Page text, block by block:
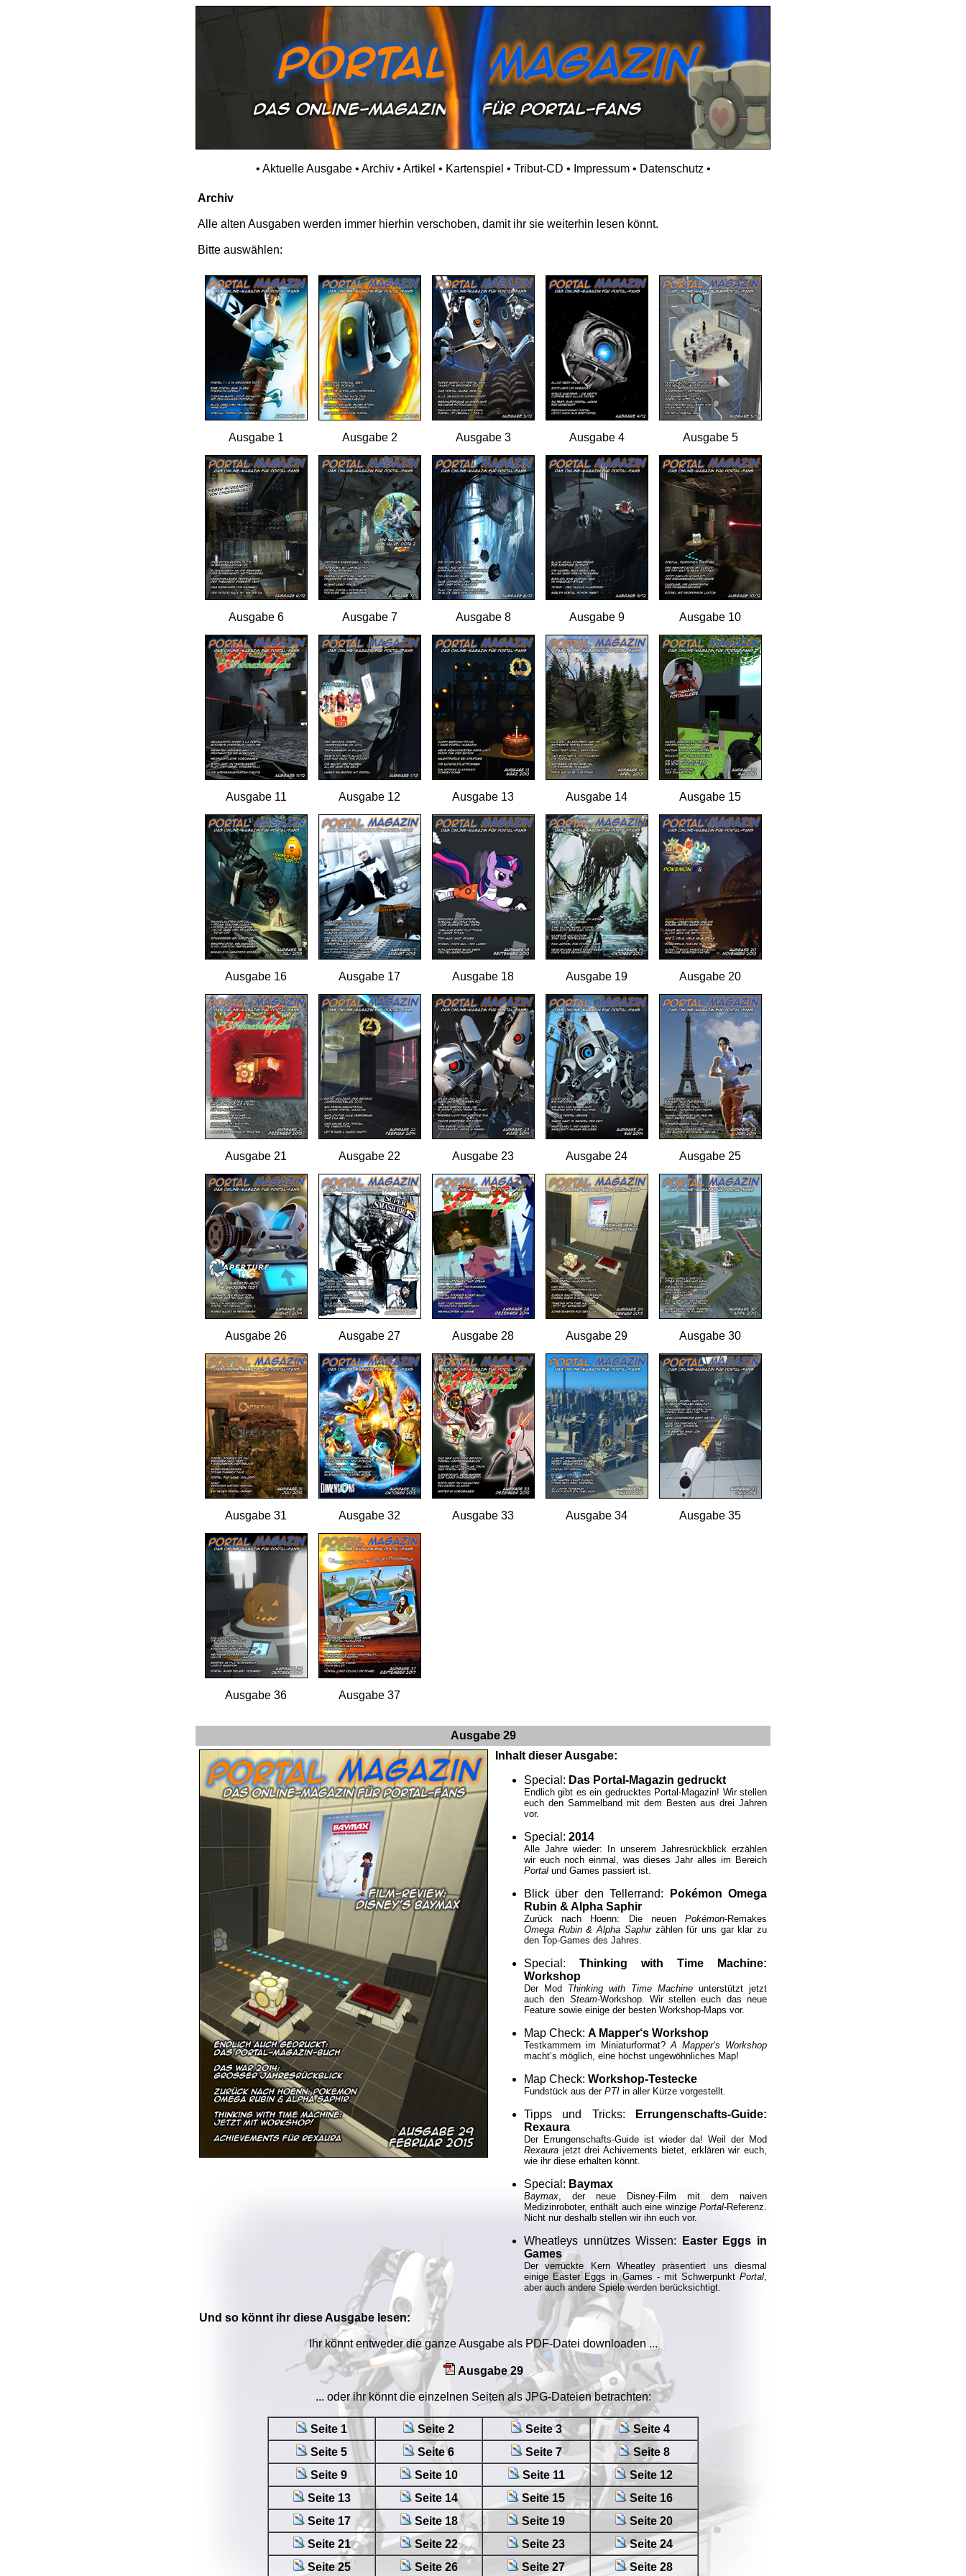
• Aktuelle Ausgabe• Archiv• Artikel • Kartenspiel • Tribut-CD • Impressum• Datenschutz •
Archiv
Alle alten Ausgaben werden immer hierhin verschoben, damit ihr sie weiterhin lesen könnt.
Bitte auswählen:
Ausgabe 1 Ausgabe 2 Ausgabe 3 Ausgabe 4 Ausgabe 5
Ausgabe 6 Ausgabe 7 Ausgabe 8 Ausgabe 9 Ausgabe 10
Ausgabe 11 Ausgabe 12 Ausgabe 13 Ausgabe 14 Ausgabe 15
Ausgabe 16 Ausgabe 17 Ausgabe 18 Ausgabe 19 Ausgabe 20
Ausgabe 21 Ausgabe 22 Ausgabe 23 Ausgabe 24 Ausgabe 25
Ausgabe 26 Ausgabe 27 Ausgabe 28 Ausgabe 29 Ausgabe 30
Ausgabe 31 Ausgabe 32 Ausgabe 33 Ausgabe 34 Ausgabe 35
Ausgabe 36 Ausgabe 37
Ausgabe 29
Inhalt dieser Ausgabe:
Special: Das Portal-Magazin gedruckt
Endlich gibt es ein gedrucktes Portal-Magazin! Wir stellen
euch den Sammelband mit dem Besten aus drei Jahren
vor.
Special: 2014
Alle Jahre wieder: In unserem Jahresrückblick erzählen
wir euch noch einmal, was dieses Jahr alles im Bereich
Portal und Games passiert ist.
Blick über den Tellerrand:
Pokémon Omega
Rubin & Alpha Saphir
Zurück nach Hoenn: Die neuen Pokémon-Remakes
Omega Rubin & Alpha Saphirzählen für uns gar klar zu
den Top-Games des Jahres.
Special: Thinking with Time Machine:
Workshop
Der Mod Thinking with Time Machine unterstützt jetzt
auch den Steam-Workshop. Wir stellen euch das neue
Feature sowie einige der besten Workshop-Maps vor.
Map Check: A Mapper‘s Workshop
Testkammern im Miniaturformat?A Mapper‘s Workshop
macht‘s möglich, eine höchst ungewöhnliches Map!
Map Check: Workshop-Testecke
Fundstück aus der PTI in aller Kürze vorgestellt.
Tipps und Tricks:
Errungenschafts-Guide:
Rexaura
Der Errungenschafts-Guide ist wieder da! Weil der Mod
Rexaura jetzt drei Achivements bietet, erklären wir euch,
wie ihr diese erhalten könnt.
Special: Baymax
Baymax, der neue Disney-Film mit dem naiven
Medizinroboter, enthält auch eine winzige Portal-Referenz.
Nicht nur deshalb stellen wir ihn euch vor.
Wheatleys unnützes Wissen:
Easter Eggs in
Games
Der verrückte Kern Wheatley präsentiert uns diesmal
einige Easter Eggs in Games - mit Schwerpunkt Portal,
aber auch andere Spiele werden berücksichtigt.
Und so könnt ihr diese Ausgabe lesen:
Ihr könnt entweder die ganze Ausgabe als PDF-Datei downloaden ...
Ausgabe 29
... oder ihr könnt die einzelnen Seiten als JPG-Dateien betrachten:
Seite 1 Seite 2 Seite 3
Seite 4
Seite 5
Seite 6 Seite 7
Seite 8
Seite 9
Seite 10 Seite 11
Seite 12
Seite 13
Seite 14 Seite 15
Seite 16
Seite 17
Seite 18 Seite 19
Seite 20
Seite 21
Seite 22 Seite 23
Seite 24
Seite 25
Seite 26 Seite 27 Seite 28